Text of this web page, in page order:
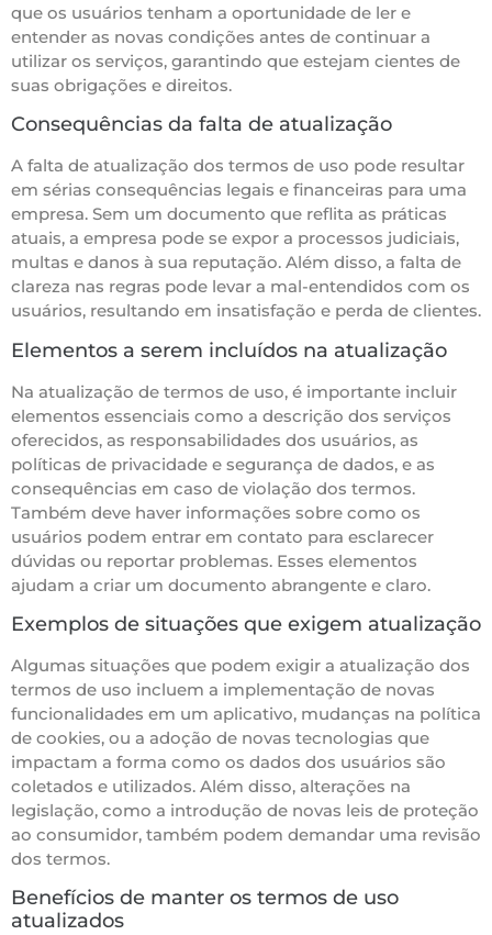
que os usuários tenham a oportunidade de ler e
entender as novas condições antes de continuar a
utilizar os serviços, garantindo que estejam cientes de
suas obrigações e direitos.
Consequências da falta de atualização
A falta de atualização dos termos de uso pode resultar
em sérias consequências legais e financeiras para uma
empresa. Sem um documento que reflita as práticas
atuais, a empresa pode se expor a processos judiciais,
multas e danos à sua reputação. Além disso, a falta de
clareza nas regras pode levar a mal-entendidos com os
usuários, resultando em insatisfação e perda de clientes.
Elementos a serem incluídos na atualização
Na atualização de termos de uso, é importante incluir
elementos essenciais como a descrição dos serviços
oferecidos, as responsabilidades dos usuários, as
políticas de privacidade e segurança de dados, e as
consequências em caso de violação dos termos.
Também deve haver informações sobre como os
usuários podem entrar em contato para esclarecer
dúvidas ou reportar problemas. Esses elementos
ajudam a criar um documento abrangente e claro.
Exemplos de situações que exigem atualização
Algumas situações que podem exigir a atualização dos
termos de uso incluem a implementação de novas
funcionalidades em um aplicativo, mudanças na política
de cookies, ou a adoção de novas tecnologias que
impactam a forma como os dados dos usuários são
coletados e utilizados. Além disso, alterações na
legislação, como a introdução de novas leis de proteção
ao consumidor, também podem demandar uma revisão
dos termos.
Benefícios de manter os termos de uso
atualizados